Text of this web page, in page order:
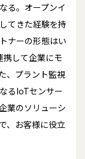
る。オープンイ
てきた経験を持
ナーの形態はい
携して企業にモ
、プラント監視
るIoTセンサー
業のソリューシ
、お客様に役立